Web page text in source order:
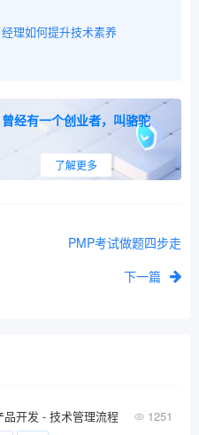
理如何提升技术素养
曾经有一个创业者，叫骆驼
了解更多
PMP考试做题四步走
下一篇
品开发 - 技术管理流程 1251